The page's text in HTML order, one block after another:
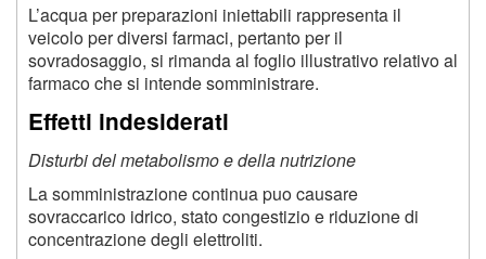
L’acqua per preparazioni iniettabili rappresenta il
veicolo per diversi farmaci, pertanto per il
sovradosaggio, si rimanda al foglio illustrativo relativo al
farmaco che si intende somministrare.
Effetti indesiderati
Disturbi del metabolismo e della nutrizione
La somministrazione continua puo causare
sovraccarico idrico, stato congestizio e riduzione di
concentrazione degli elettroliti.